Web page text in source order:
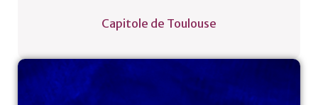
Capitole de Toulouse